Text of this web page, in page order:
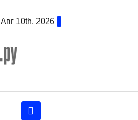
10th, 2026